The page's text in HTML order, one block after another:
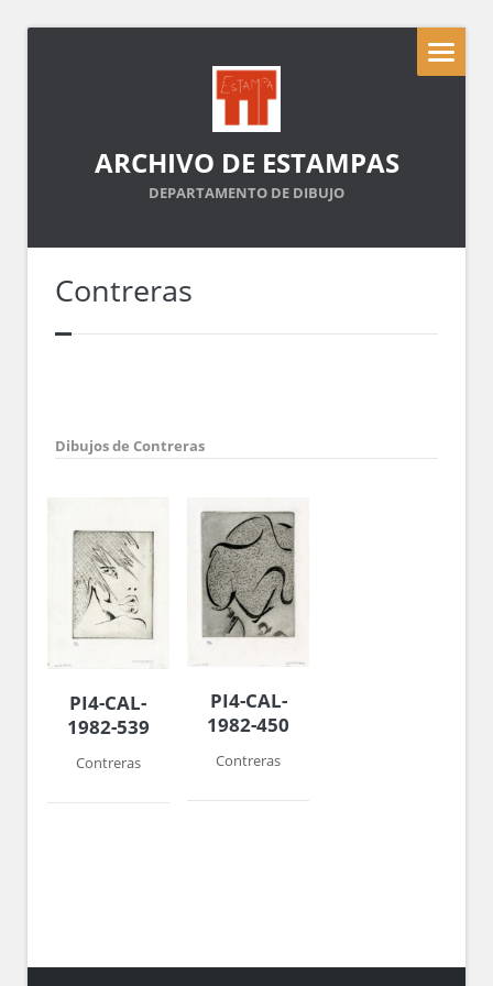
ARCHIVO DE ESTAMPAS
DEPARTAMENTO DE DIBUJO
Contreras
Dibujos de Contreras
PI4-CAL-
1982-539
Contreras
PI4-CAL-
1982-450
Contreras